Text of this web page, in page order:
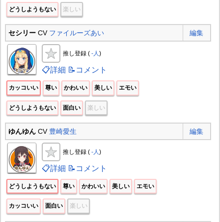
どうしようもない 楽しい
セシリーCV ファイルーズあい 編集
推し登録 ( -人)
📋詳細 📝コメント
カッコいい 尊い かわいい 美しい エモい
どうしようもない 面白い 楽しい
ゆんゆんCV 豊崎愛生 編集
推し登録 ( -人)
📋詳細 📝コメント
どうしようもない 尊い かわいい 美しい エモい
カッコいい 面白い 楽しい